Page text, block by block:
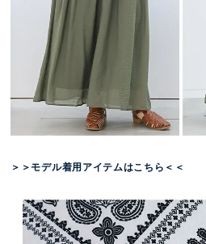
＞＞モデル着用アイテムはこちら＜＜